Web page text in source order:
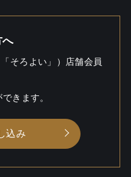
へ
そろよい」）店舗会員
きます。
込み